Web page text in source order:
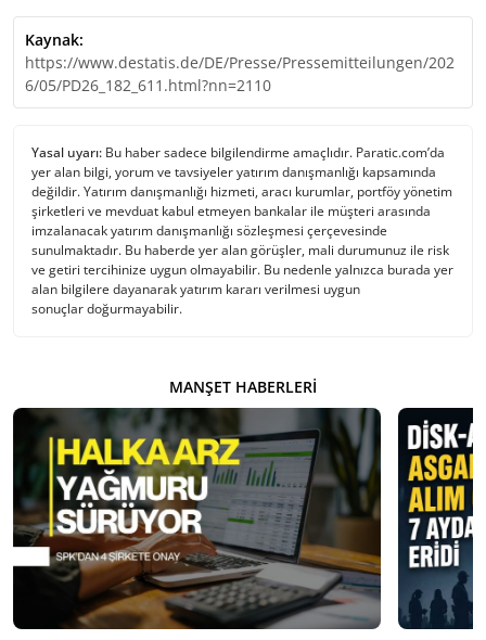
Kaynak:
https://www.destatis.de/DE/Presse/Pressemitteilungen/202
6/05/PD26_182_611.html?nn=2110
Yasal uyarı: Bu haber sadece bilgilendirme amaçlıdır. Paratic.com’da
yer alan bilgi, yorum ve tavsiyeler yatırım danışmanlığı kapsamında
değildir. Yatırım danışmanlığı hizmeti, aracı kurumlar, portföy yönetim
şirketleri ve mevduat kabul etmeyen bankalar ile müşteri arasında
imzalanacak yatırım danışmanlığı sözleşmesi çerçevesinde
sunulmaktadır. Bu haberde yer alan görüşler, mali durumunuz ile risk
ve getiri tercihinize uygun olmayabilir. Bu nedenle yalnızca burada yer
alan bilgilere dayanarak yatırım kararı verilmesi uygun
sonuçlar doğurmayabilir.
MANŞET HABERLERI